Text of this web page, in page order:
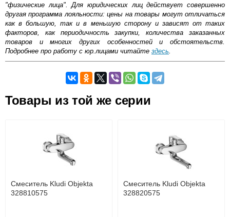
"физические лица". Для юридических лиц действует совершенно
другая программа лояльности: цены на товары могут отличаться
как в большую, так и в меньшую сторону и зависят от таких
факторов, как периодичность закупки, количества заказанных
товаров и многих других особенностей и обстоятельств.
Подробнее про работу с юр.лицами читайте здесь.
ОБЩИЙ РЕЙТИНГ
21 августа 2020 06:58
Вижу Kludi — сразу беру) На самом деле давно уже с
Пока никаких проблем, даже налет не собирают.
Наличный расчёт
Банковской картой на сайте в режиме реального
времени
Банковской картой при получении товара как при
Интернет-деньгами (Yandex-деньги, Web-money,
Qiwi-кошельки и другие).
Товары из той же серии
Смеситель Kludi Objekta
328810575
Смеситель Kludi Objekta
328820575